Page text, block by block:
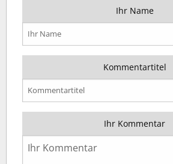
Ihr Name
Kommentartitel
Ihr Kommentar